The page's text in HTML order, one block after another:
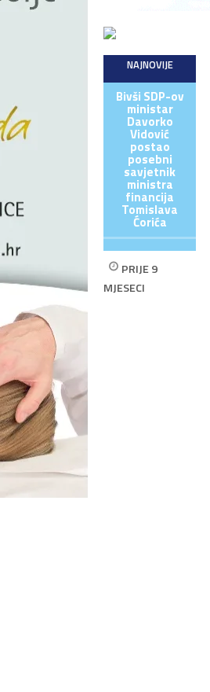
NAJNOVIJE
Bivši SDP-ov
ministar
Davorko
Vidović
postao
posebni
savjetnik
ministra
financija
Tomislava
Ćorića
PRIJE 9
MJESECI